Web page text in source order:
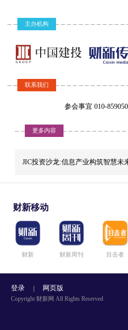
谭 硕，中建投信
经济学家
带来启发。
【峰会综述】如何进行2018年
定性？
【财新网】（记者 曹文姣）不确定性
被动投资和smart beta，谁的胜算更大
2017-11-17
单，但少有人能做到。人们更多是在“
【峰会·观点】钟蓉萨：养老金
石
2017-11-17
示，养老金的合理入市能够改变资本市
的投资行为，进而推动资本市场结构的
主办机构
联系我们
参会事宜 010-
更多内容
JIC投资沙龙:信息产业构筑智慧未
财新移动
财新 财新周刊 目击者
登录 | 网页版
Copyright 财新网 All Rights Reserved